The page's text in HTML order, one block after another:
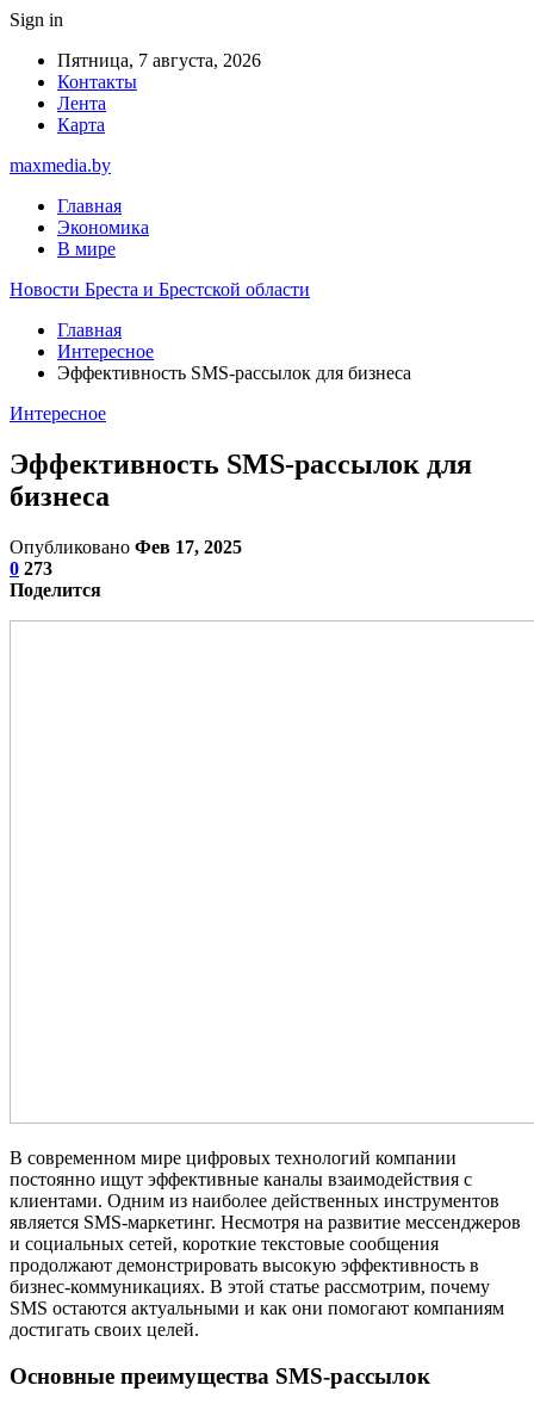
Sign in
Пятница, 7 августа, 2026
Контакты
Лента
Карта
maxmedia.by
Главная
Экономика
В мире
Новости Бреста и Брестской области
Главная
Интересное
Эффективность SMS-рассылок для бизнеса
Интересное
Эффективность SMS-рассылок для
бизнеса
Опубликовано Фев 17, 2025
0 273
Поделится
В современном мире цифровых технологий компании
постоянно ищут эффективные каналы взаимодействия с
клиентами. Одним из наиболее действенных инструментов
является SMS-маркетинг. Несмотря на развитие мессенджеров
и социальных сетей, короткие текстовые сообщения
продолжают демонстрировать высокую эффективность в
бизнес-коммуникациях. В этой статье рассмотрим, почему
SMS остаются актуальными и как они помогают компаниям
достигать своих целей.
Основные преимущества SMS-рассылок